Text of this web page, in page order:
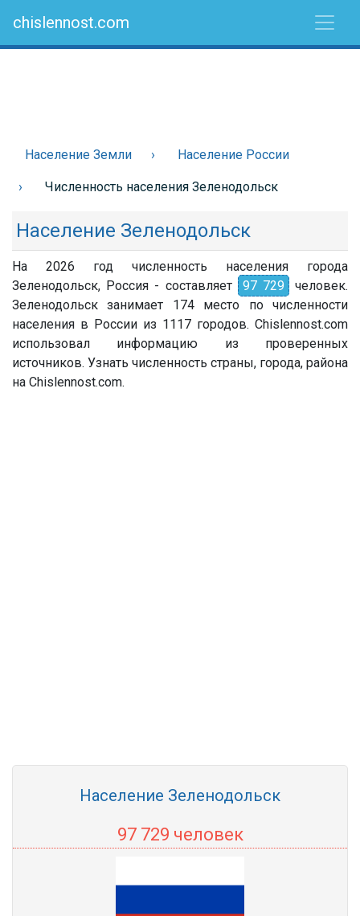
chislennost.com
Население Земли Население России
Численность населения Зеленодольск
Население Зеленодольск
На 2026 год численность населения города
Зеленодольск, Россия - составляет
97 729 человек.
Зеленодольск занимает 174 место по численности
населения в России из 1117 городов. Chislennost.com
использовал информацию из проверенных
источников. Узнать численность страны, города, района
на Chislennost.com.
Население Зеленодольск
97 729 человек